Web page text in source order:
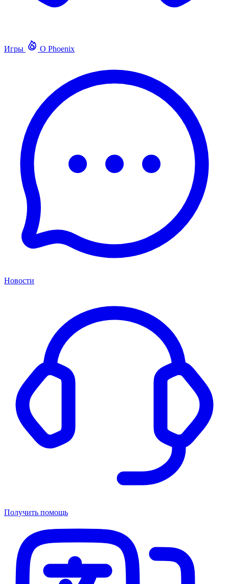
Игры О Phoenix
Новости
Получить помощь